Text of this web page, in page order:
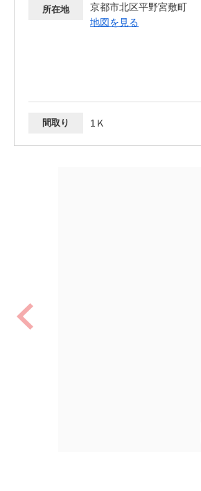
所在地
京都市北区平野宮敷町
地図を見る
間取り 1Ｋ